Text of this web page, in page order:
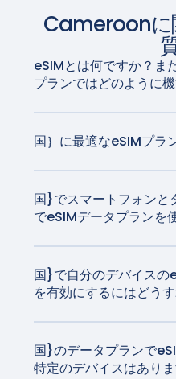
iPad Pro 13インチ（
iPad Pro 12.9インチ
iPad Pro 11インチ（
iPad Pro 11インチ（
Cellular
iPad Air 13インチ（
iPad Air 11インチ（
iPad Air（第3～5世
iPad（第7世代から第
Cellular
(M2) Wi-Fi + Cellularモデ
れ、物理的なSIMカードは
ギャラクシーNote20
ギャラクシー・タブ
シー・タブ S9 / S9+
タブ S9 FE / S9 FE+、
Active5
ってはeSIMに対応していな
地域でお使いのデバイスが
やカナダの通信事業
eSIMでは動作しませ
Pixel 2、Pixel 2 XL（
た機種のみ）
たPixel 3は、eSIMでは動作
応していません。
Cameroon
eSIMとは何ですか？ま
プランではどのように
ドなしでモバイルデー
のSIMカードが行うすべ
常に多くのスマートフ
話は、eSIM技術を備え
国｝に最適なeSIMプラ
っており、どのような
で最も信頼性の高いネ
国}でスマートフォンと
でeSIMデータプランを
ト、スマートウォッチ
でご利用いただけます
国}で自分のデバイスの
を有効にするにはどう
す。iOSとAndroidのア
ちらをご覧ください。
国}のデータプランで
特定のデバイスはあり